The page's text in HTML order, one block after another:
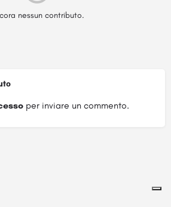
nessun contributo.
per inviare un commento.